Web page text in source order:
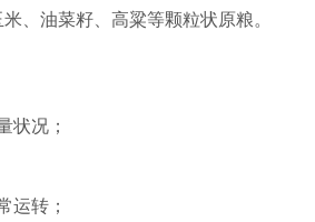
、油菜籽、高粱等颗粒状原粮。
状况；
运转；